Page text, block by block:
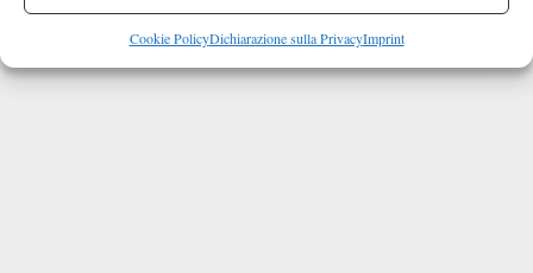
Cookie PolicyDichiarazione sulla PrivacyImprint